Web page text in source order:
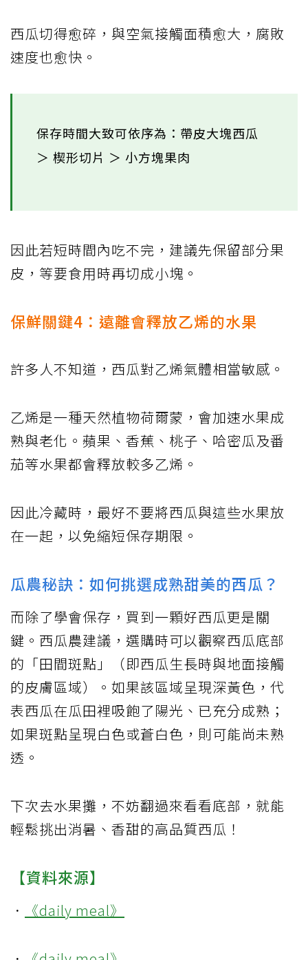
西瓜切得愈碎，與空氣接觸面積愈大，腐敗
速度也愈快。
保存時間大致可依序為：帶皮大塊西瓜
＞ 楔形切片 ＞ 小方塊果肉
因此若短時間內吃不完，建議先保留部分果
皮，等要食用時再切成小塊。
保鮮關鍵4：遠離會釋放乙烯的水果
許多人不知道，西瓜對乙烯氣體相當敏感。
乙烯是一種天然植物荷爾蒙，會加速水果成
熟與老化。蘋果、香蕉、桃子、哈密瓜及番
茄等水果都會釋放較多乙烯。
因此冷藏時，最好不要將西瓜與這些水果放
在一起，以免縮短保存期限。
瓜農秘訣：如何挑選成熟甜美的西瓜？
而除了學會保存，買到一顆好西瓜更是關
鍵。西瓜農建議，選購時可以觀察西瓜底部
的「田間斑點」（即西瓜生長時與地面接觸
的皮膚區域）。如果該區域呈現深黃色，代
表西瓜在瓜田裡吸飽了陽光、已充分成熟；
如果斑點呈現白色或蒼白色，則可能尚未熟
透。
下次去水果攤，不妨翻過來看看底部，就能
輕鬆挑出消暑、香甜的高品質西瓜！
【資料來源】
． 《daily meal》